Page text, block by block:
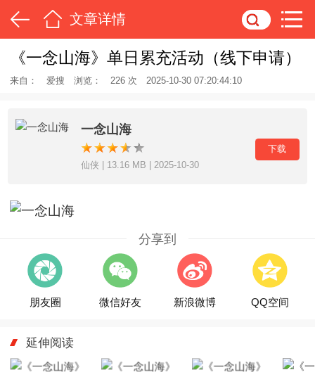
文章详情
《一念山海》单日累充活动（线下申请）
来自： 爱搜 浏览： 226 次 2025-10-30 07:20:44:10
一念山海
仙侠 | 13.16 MB | 2025-10-30
下载
分享到
朋友圈 微信好友 新浪微博 QQ空间
延伸阅读